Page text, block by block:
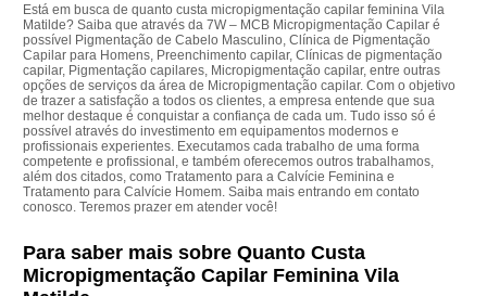
Está em busca de quanto custa micropigmentação capilar feminina Vila
Matilde? Saiba que através da 7W – MCB Micropigmentação Capilar é
possível Pigmentação de Cabelo Masculino, Clínica de Pigmentação
Capilar para Homens, Preenchimento capilar, Clínicas de pigmentação
capilar, Pigmentação capilares, Micropigmentação capilar, entre outras
opções de serviços da área de Micropigmentação capilar. Com o objetivo
de trazer a satisfação a todos os clientes, a empresa entende que sua
melhor destaque é conquistar a confiança de cada um. Tudo isso só é
possível através do investimento em equipamentos modernos e
profissionais experientes. Executamos cada trabalho de uma forma
competente e profissional, e também oferecemos outros trabalhamos,
além dos citados, como Tratamento para a Calvície Feminina e
Tratamento para Calvície Homem. Saiba mais entrando em contato
conosco. Teremos prazer em atender você!
Para saber mais sobre Quanto Custa
Micropigmentação Capilar Feminina Vila